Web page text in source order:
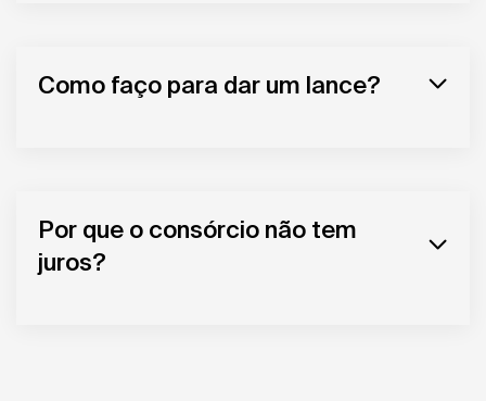
Como faço para dar um lance?
Por que o consórcio não tem
juros?